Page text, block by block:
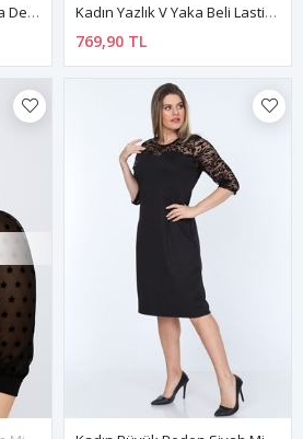
Kadın Yazlık V Yaka Halka Dekolteli Bilek Boy Dokuma Elbise 2E-2334 Kadın Yazlık V Yaka Beli Lastikli Bilek Boy Dokuma Elbise 2E-2335
769,90 TL